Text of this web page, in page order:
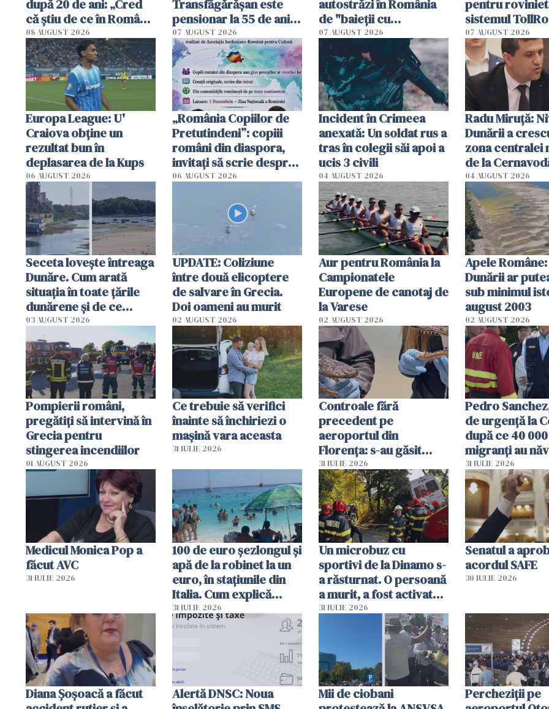
după 20 de ani: „Cred
că știu de ce în România
se trăiește mai bine ca
în Anglia. E schimbat"
08 AUGUST 2026
Transfăgărășan este
pensionar la 55 de ani.
Poliția l-a identificat
07 AUGUST 2026
autostrăzi în România
de "baieții cu
platforme": "Mi-au
cerut 1200 lei să mă
tracteze"
07 AUGUST 2026
pentru
sistemul
începe la 1
07 AUGUST 2026
Europa League: U'
Craiova obține un
rezultat bun în
deplasarea de la Kups
06 AUGUST 2026
„România Copiilor de
Pretutindeni”: copiii
români din diaspora,
invitați să scrie despre
România într-un volum
06 AUGUST 2026
Incident în Crimeea
anexată: Un soldat rus a
tras în colegii săi apoi a
ucis 3 civili
04 AUGUST 2026
Radu Miruţă:
Dunării a
zona centralei
de la
cm faţă de
04 AUGUST 2026
Seceta lovește întreaga
Dunăre. Cum arată
situația în toate țările
dunărene și de ce
România resimte
efectele, deși a plouat
în iulie
03 AUGUST 2026
UPDATE: Coliziune
între două elicoptere
de salvare în Grecia.
Doi oameni au murit
02 AUGUST 2026
Aur pentru România la
Campionatele
Europene de canotaj de
la Varese
02 AUGUST 2026
Apele
Dunării ar
sub minimul
august 2003
02 AUGUST 2026
Pompierii români,
pregătiţi să intervină în
Grecia pentru
stingerea incendiilor
01 AUGUST 2026
Ce trebuie să verifici
înainte să închiriezi o
mașină vara aceasta
31 IULIE 2026
Controale fără
precedent pe
aeroportul din
Florența: s-au găsit
capete de aligator și o
sumă imensă de bani
31 IULIE 2026
Pedro
de urgență la
după ce 40
migranți au
teritoriul
mobiliza toate
resursele"
31 IULIE 2026
Medicul Monica Pop a
făcut AVC
31 IULIE 2026
100 de euro șezlongul și
apă de la robinet la un
euro, în stațiunile din
Italia. Cum explică
autoritățile
31 IULIE 2026
Un microbuz cu
sportivi de la Dinamo s-
a răsturnat. O persoană
a murit, a fost activat
planul roșu de
31 IULIE 2026
Senatul a
acordul SAFE
30 IULIE 2026
Diana Șoșoacă a făcut
Alertă DNSC: Noua
Mii de ciobani
Percheziții pe